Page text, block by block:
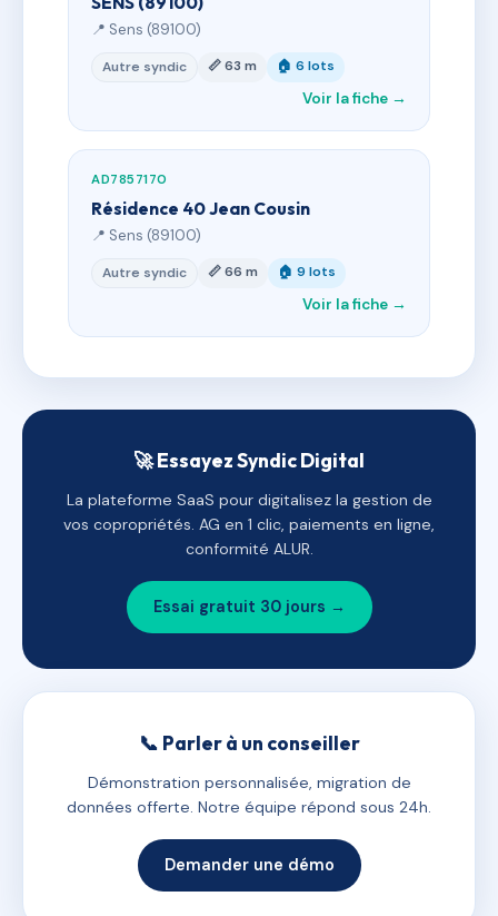
📍 Sens (89100)
Autre syndic 📏 63 m 🏠 6 lots
Voir la fiche →
AD7857170
Résidence 40 Jean Cousin
📍 Sens (89100)
Autre syndic 📏 66 m 🏠 9 lots
Voir la fiche →
🚀 Essayez Syndic Digital
La plateforme SaaS pour digitalisez la gestion de
vos copropriétés. AG en 1 clic, paiements en ligne,
conformité ALUR.
Essai gratuit 30 jours →
📞 Parler à un conseiller
Démonstration personnalisée, migration de
données offerte. Notre équipe répond sous 24h.
Demander une démo